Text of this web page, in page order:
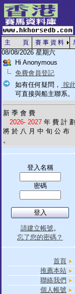
主 頁 賽 事 資 料
08/08/2026 星期六
Hi Anonymous
免費會員登記
如有任何疑問， 按
可直接與船主聯系。
新 季 會 費
2026- 2027 年 費 計 劃
將 於 八 月 中 旬 公 布
。
登入名稱
密碼
請建立帳號。
忘了您的密碼？
首頁
推薦本站
聯絡我們
個人帳號